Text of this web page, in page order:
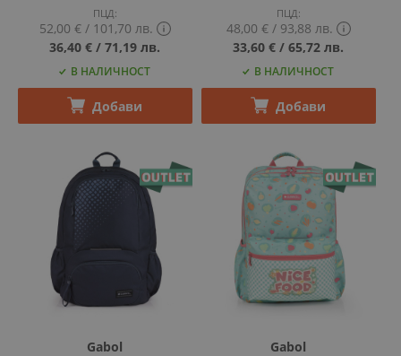
ПЦД:
52,00 € ‎/‎101,70 лв.
tooltip
36,40 € ‎/‎ 71,19 лв.
В НАЛИЧНОСТ
Добави
ПЦД:
48,00 € ‎/‎93,88 лв.
tooltip
33,60 € ‎/‎ 65,72 лв.
В НАЛИЧНОСТ
Добави
Gabol
Gabol